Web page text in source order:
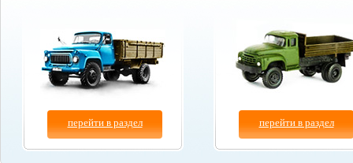
перейти в раздел перейти в раздел